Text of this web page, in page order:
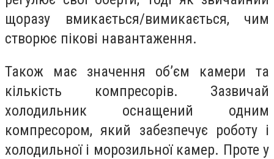
щоразу вмикається/вимикається, чим
створює пікові навантаження.
Також має значення об’єм камери та
кількість компресорів. Зазвичай
холодильник оснащений одним
компресором, який забезпечує роботу і
холодильної і морозильної камер. Проте у